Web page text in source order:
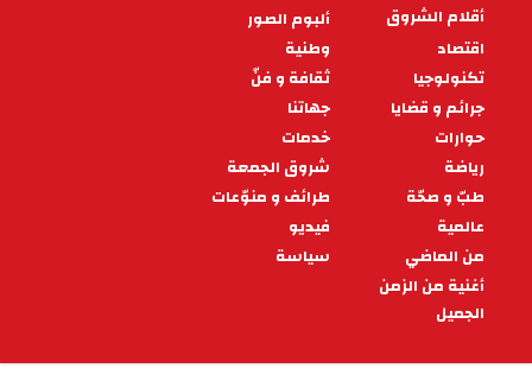
PIED
DE
PAGE
أقلام الشروق
ألبوم الصور
اقتصاد
وطنية
تكنولوجيا
ثقافة و فنّ
جرائم و قضايا
جهاتنا
حوارات
خدمات
رياضة
شروق الجمعة
طبّ و صحّة
طرائف و منوّعات
عالمية
فيديو
من الماضي
سياسة
أغنية من الزمن
الجميل